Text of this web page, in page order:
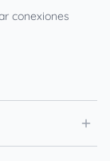
conexiones